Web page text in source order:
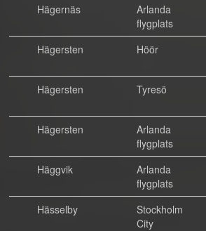
Hägernäs
Arlanda
flygplats
Hägersten
Höör
Hägersten
Tyresö
Hägersten
Arlanda
flygplats
Häggvik
Arlanda
flygplats
Hässelby
Stockholm
City